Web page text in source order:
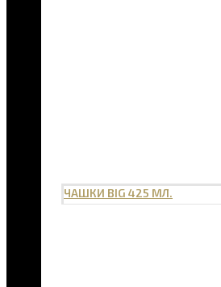
ЧАШКИ BIG 425 МЛ.